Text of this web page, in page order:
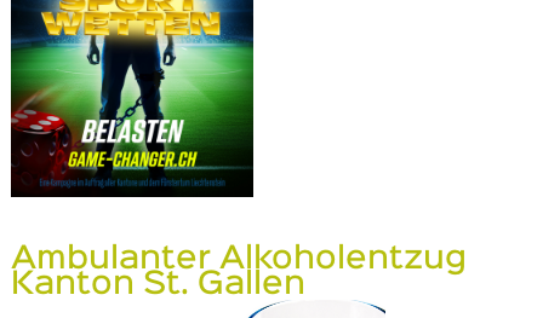
Ambulanter Alkoholentzug
Kanton St. Gallen